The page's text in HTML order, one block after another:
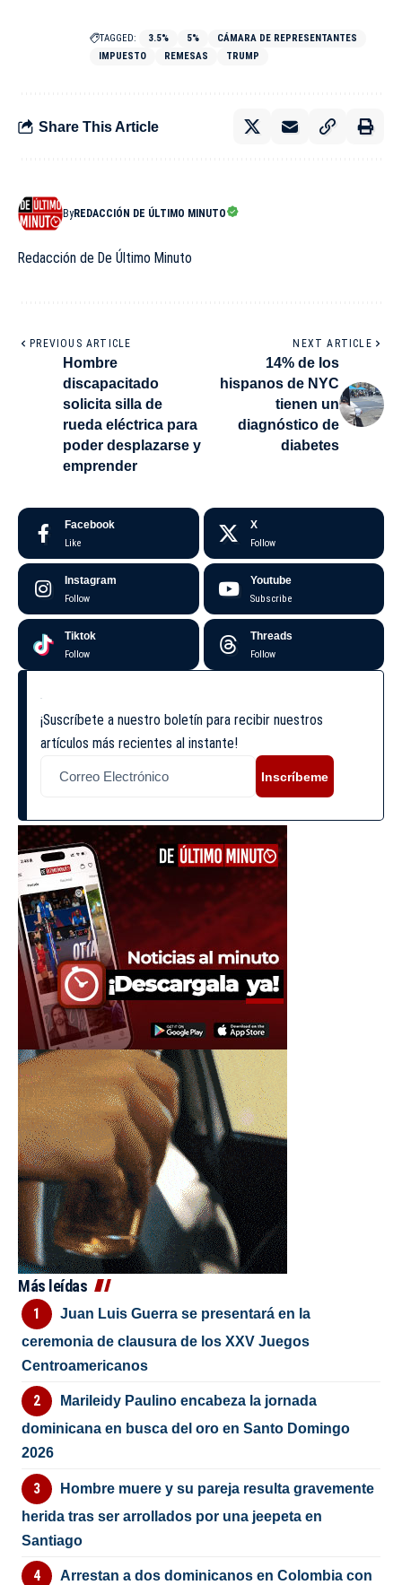
TAGGED: 3.5% 5%
CÁMARA DE REPRESENTANTES
IMPUESTO
REMESAS TRUMP
Share This Article
ByREDACCIÓN DE ÚLTIMO MINUTO
Redacción de De Último Minuto
PREVIOUS ARTICLE
Hombre
discapacitado
solicita silla de
rueda eléctrica para
poder desplazarse y
emprender
NEXT ARTICLE
14% de los
hispanos de NYC
tienen un
diagnóstico de
diabetes
Facebook
Like
X
Follow
Instagram
Follow
Youtube
Subscribe
Tiktok
Follow
Threads
Follow
¡Suscríbete a nuestro boletín para recibir nuestros
artículos más recientes al instante!
Inscríbeme
Más leídas
Juan Luis Guerra se presentará en la
ceremonia de clausura de los XXV Juegos
Centroamericanos
Marileidy Paulino encabeza la jornada
dominicana en busca del oro en Santo Domingo
2026
Hombre muere y su pareja resulta gravemente
herida tras ser arrollados por una jeepeta en
Santiago
Arrestan a dos dominicanos en Colombia con